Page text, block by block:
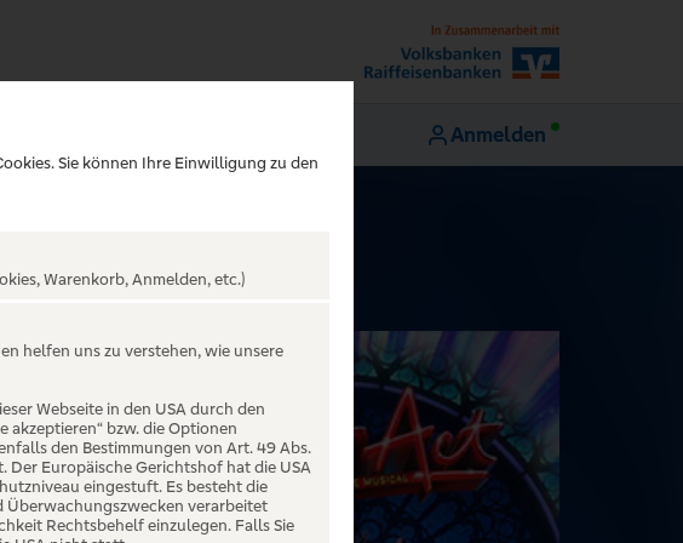
Anmelden
Sie können Ihre Einwilligung zu den
Warenkorb, Anmelden, etc.)
helfen uns zu verstehen, wie unsere
Webseite in den USA durch den
akzeptieren“ bzw. die Optionen
den Bestimmungen von Art. 49 Abs.
Der Europäische Gerichtshof hat die USA
eingestuft. Es besteht die
Überwachungszwecken verarbeitet
Rechtsbehelf einzulegen. Falls Sie